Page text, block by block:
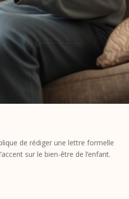
de rédiger une lettre formelle
sur le bien-être de l’enfant.